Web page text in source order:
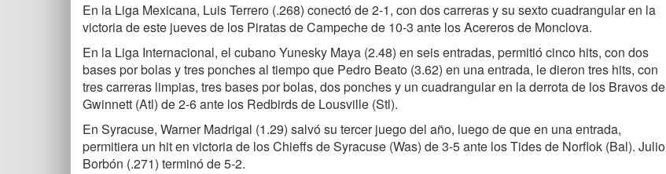
En la Liga Mexicana, Luis Terrero (.268) conectó de 2-1, con dos carreras y su sexto cuadrangular en la
victoria de este jueves de los Piratas de Campeche de 10-3 ante los Acereros de Monclova.
En la Liga Internacional, el cubano Yunesky Maya (2.48) en seis entradas, permitió cinco hits, con dos
bases por bolas y tres ponches al tiempo que Pedro Beato (3.62) en una entrada, le dieron tres hits, con
tres carreras limpias, tres bases por bolas, dos ponches y un cuadrangular en la derrota de los Bravos de
Gwinnett (Atl) de 2-6 ante los Redbirds de Lousville (Stl).
En Syracuse, Warner Madrigal (1.29) salvó su tercer juego del año, luego de que en una entrada,
permitiera un hit en victoria de los Chieffs de Syracuse (Was) de 3-5 ante los Tides de Norflok (Bal). Julio
Borbón (.271) terminó de 5-2.